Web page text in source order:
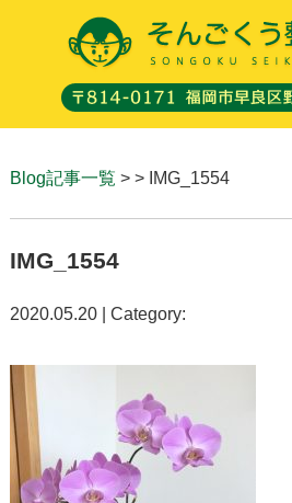
Blog記事一覧 > > IMG_1554
IMG_1554
2020.05.20 | Category: